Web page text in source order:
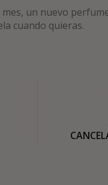
mes, un nuevo
cuando quieras.